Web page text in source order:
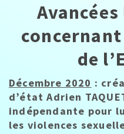
de
Décembre 2020 :
d’état Adrien
indépendante pour
les violences